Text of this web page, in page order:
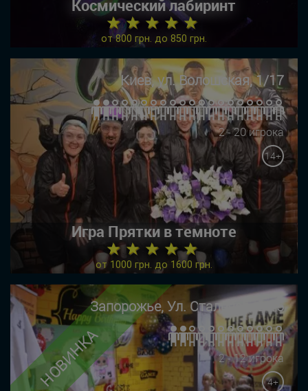
Космический лабиринт
★ ★ ★ ★ ★
от 800 грн. до 850 грн.
Киев, ул. Волошская, 1/17
2 - 20 игрока
14+
Игра Прятки в темноте
★ ★ ★ ★ ★
от 1000 грн. до 1600 грн.
НОВИНКА
Запорожье, Ул. Сталеваров 15
2 - 12 игрока
4+